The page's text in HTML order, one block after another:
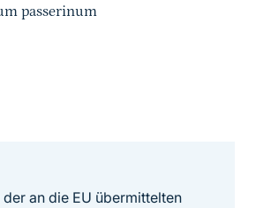
passerinum
an die EU übermittelten